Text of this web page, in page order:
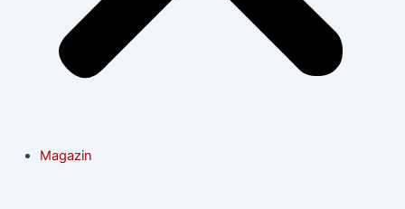
Magazin